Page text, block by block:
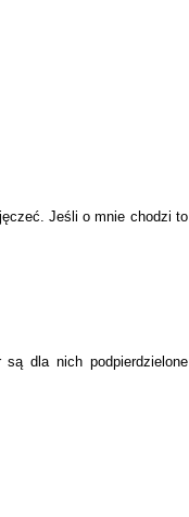
Jeśli o mnie chodzi to
dla nich podpierdzielone